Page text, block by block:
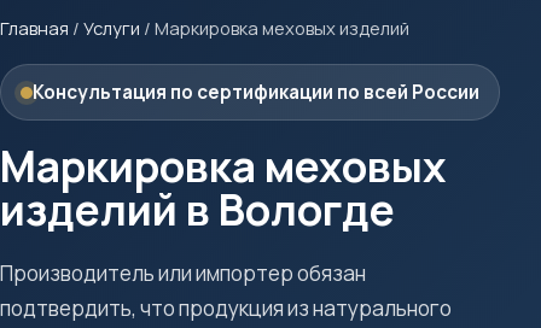
Главная / Услуги / Маркировка меховых изделий
Консультация по сертификации по всей России
Маркировка меховых
изделий в Вологде
Производитель или импортер обязан
подтвердить, что продукция из натурального